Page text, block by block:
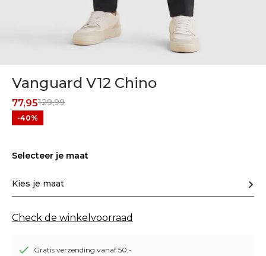
Vanguard V12 Chino
129,99
77,95
-40%
Selecteer je maat
Kies je maat
Check de winkelvoorraad
Gratis verzending vanaf 50,-